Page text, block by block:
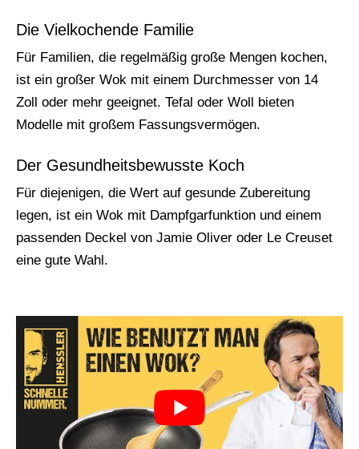
Die Vielkochende Familie
Für Familien, die regelmäßig große Mengen kochen,
ist ein großer Wok mit einem Durchmesser von 14
Zoll oder mehr geeignet. Tefal oder Woll bieten
Modelle mit großem Fassungsvermögen.
Der Gesundheitsbewusste Koch
Für diejenigen, die Wert auf gesunde Zubereitung
legen, ist ein Wok mit Dampfgarfunktion und einem
passenden Deckel von Jamie Oliver oder Le Creuset
eine gute Wahl.